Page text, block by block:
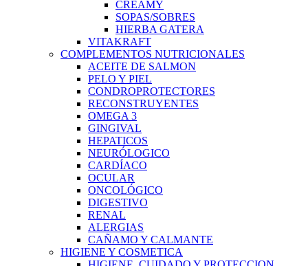
CREAMY
SOPAS/SOBRES
HIERBA GATERA
VITAKRAFT
COMPLEMENTOS NUTRICIONALES
ACEITE DE SALMON
PELO Y PIEL
CONDROPROTECTORES
RECONSTRUYENTES
OMEGA 3
GINGIVAL
HEPATICOS
NEURÓLOGICO
CARDÍACO
OCULAR
ONCOLÓGICO
DIGESTIVO
RENAL
ALERGIAS
CAÑAMO Y CALMANTE
HIGIENE Y COSMETICA